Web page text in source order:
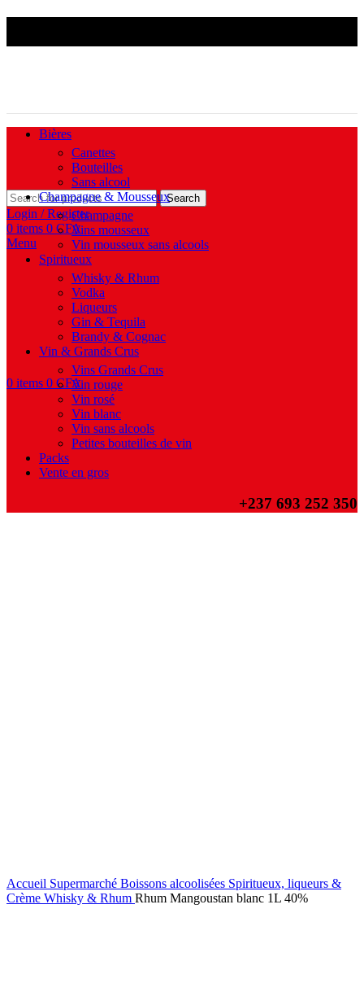
Search
Login / Register
0 items 0 CFA
Menu
0 items 0 CFA
Bières
Canettes
Bouteilles
Sans alcool
Champagne & Mousseux
Champagne
Vins mousseux
Vin mousseux sans alcools
Spiritueux
Whisky & Rhum
Vodka
Liqueurs
Gin & Tequila
Brandy & Cognac
Vin & Grands Crus
Vins Grands Crus
Vin rouge
Vin rosé
Vin blanc
Vin sans alcools
Petites bouteilles de vin
Packs
Vente en gros
+237 693 252 350
Accueil Supermarché Boissons alcoolisées Spiritueux, liqueurs &
Crème Whisky & Rhum Rhum Mangoustan blanc 1L 40%